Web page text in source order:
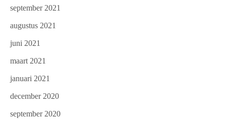
september 2021
augustus 2021
juni 2021
maart 2021
januari 2021
december 2020
september 2020